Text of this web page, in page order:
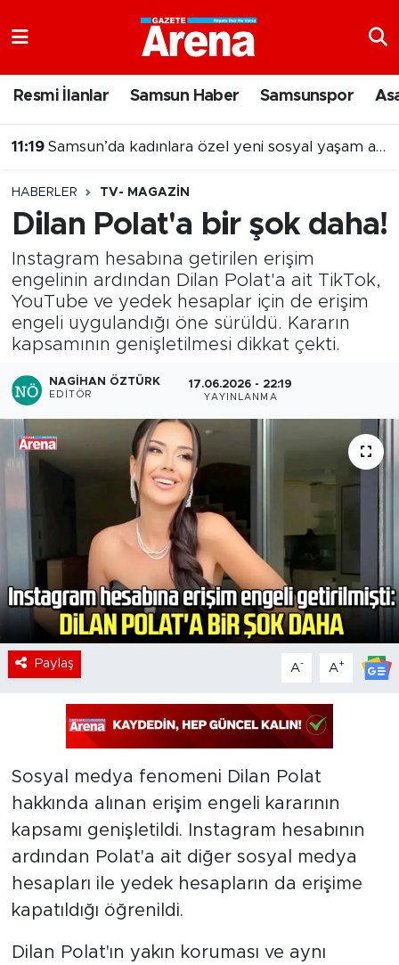
Resmi İlanlar Samsun Haber Samsunspor
11:19 Samsun’da kadınlara özel yeni sosyal yaşam alanı
Samsun ilçe merkezinde 1,6 kilometrelik yol yenileniyor
HABERLER TV- MAGAZIN
Dilan Polat'a bir şok daha!
Instagram hesabına getirilen erişim
engelinin ardından Dilan Polat'a ait TikTok,
YouTube ve yedek hesaplar için de erişim
engeli uygulandığı öne sürüldü. Kararın
kapsamının genişletilmesi dikkat çekti.
NAGIHAN ÖZTÜRK
EDITÖR
17.06.2026 - 22:19
YAYINLANMA
Paylaş A- A+
Sosyal medya fenomeni Dilan Polat
hakkında alınan erişim engeli kararının
kapsamı genişletildi. Instagram hesabının
ardından Polat'a ait diğer sosyal medya
hesapları ile yedek hesapların da erişime
kapatıldığı öğrenildi.
Dilan Polat'ın yakın koruması ve aynı
Süper Lig Puan Durumu ve Fikstür
Tüm Manşetler
Son Dakika Haberleri
Haber Arşivi